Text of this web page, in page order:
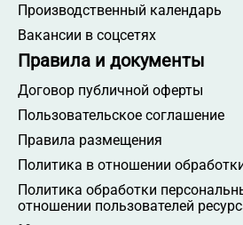
Производственный календарь
Вакансии в соцсетях
Правила и документы
Договор публичной оферты
Пользовательское соглашение
Правила размещения
Политика в отношении
Политика обработки
отношении пользователей